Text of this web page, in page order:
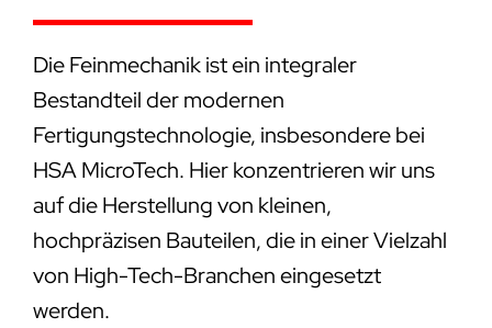
Die Feinmechanik ist ein integraler
Bestandteil der modernen
Fertigungstechnologie, insbesondere bei
HSA MicroTech. Hier konzentrieren wir uns
auf die Herstellung von kleinen,
hochpräzisen Bauteilen, die in einer Vielzahl
von High-Tech-Branchen eingesetzt
werden.